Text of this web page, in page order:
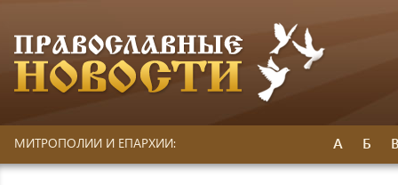
МИТРОПОЛИИ И ЕПАРХИИ: А Б